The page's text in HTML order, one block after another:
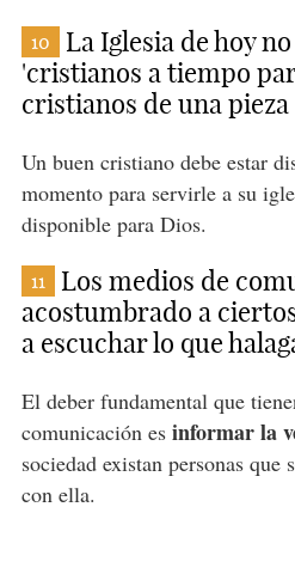
10
La Iglesia de hoy
'cristianos a tiempo
cristianos de una pieza
Un buen cristiano debe estar
momento para servirle a su
disponible para Dios.
11
Los medios de
acostumbrado a
a escuchar lo que
El deber fundamental que
comunicación esinformar la
sociedad existan personas que
con ella.